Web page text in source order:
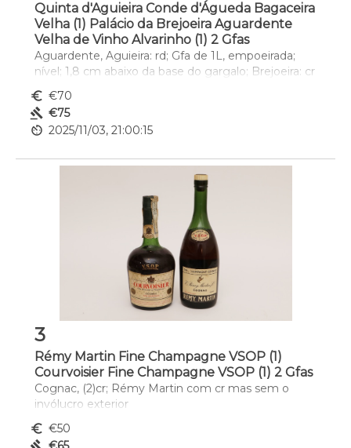
Quinta d'Aguieira Conde d'Águeda Bagaceira
Velha (1) Palácio da Brejoeira Aguardente
Velha de Vinho Alvarinho (1) 2 Gfas
Aguardente, Aguieira: rd; Gfa de 1L, empoeirada;
nível; 1,8 cm abaixo da base do gargalo; Brejoeira: cr
euro_symbol €70
gavel €75
av_timer 2025/11/03, 21:00:15
3
Rémy Martin Fine Champagne VSOP (1)
Courvoisier Fine Champagne VSOP (1) 2 Gfas
Cognac, (2)cr; Rémy Martin com cr mas sem o
invólucro exterior
euro_symbol €50